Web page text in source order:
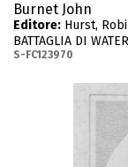
Burnet John
Editore: Hurst,
BATTAGLIA DI
S-FC123970